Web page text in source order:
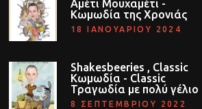
Αμέτι Μουχαμέτι -
Κωμωδία της Χρονιάς
18 ΙΑΝΟΥΑΡΊΟΥ 2024
Shakesbeeries , Classic
Κωμωδία - Classic
Τραγωδία με πολύ γέλιο
8 ΣΕΠΤΕΜΒΡΊΟΥ 2022